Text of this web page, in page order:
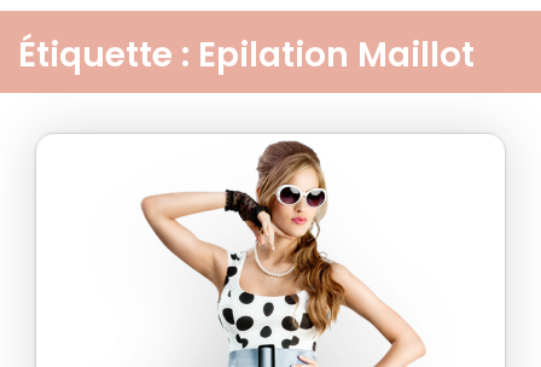
Étiquette : Epilation Maillot